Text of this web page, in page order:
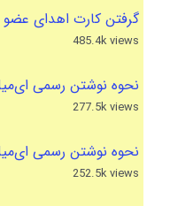
گرفتن کارت اهدای عضو
485.4k views
نحوه نوشتن رسمی
277.5k views
نحوه نوشتن رسمی
252.5k views